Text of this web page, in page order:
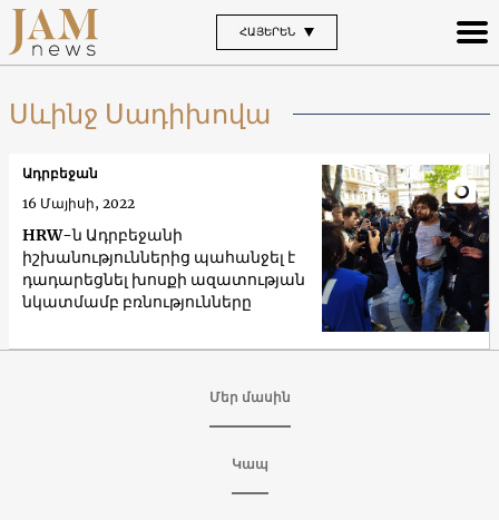
ՀԱՅԵՐԵՆ
Սևինջ Սադիխովա
HRW-ն Ադրբեջանի
իշխանություններից պահանջել է
դադարեցնել խոսքի ազատության
նկատմամբ բռնությունները
Ադրբեջան
16 Մայիսի, 2022
Մեր մասին
Կապ